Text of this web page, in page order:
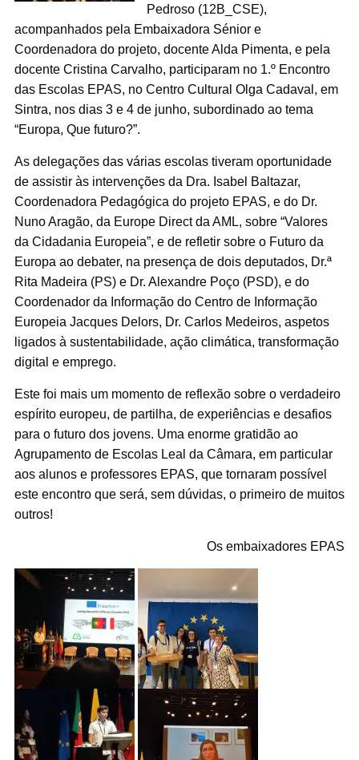
Pedroso (12B_CSE),
acompanhados pela Embaixadora Sénior e
Coordenadora do projeto, docente Alda Pimenta, e pela
docente Cristina Carvalho, participaram no 1.º Encontro
das Escolas EPAS, no Centro Cultural Olga Cadaval, em
Sintra, nos dias 3 e 4 de junho, subordinado ao tema
“Europa, Que futuro?”.
As delegações das várias escolas tiveram oportunidade
de assistir às intervenções da Dra. Isabel Baltazar,
Coordenadora Pedagógica do projeto EPAS, e do Dr.
Nuno Aragão, da Europe Direct da AML, sobre “Valores
da Cidadania Europeia”, e de refletir sobre o Futuro da
Europa ao debater, na presença de dois deputados, Dr.ª
Rita Madeira (PS) e Dr. Alexandre Poço (PSD), e do
Coordenador da Informação do Centro de Informação
Europeia Jacques Delors, Dr. Carlos Medeiros, aspetos
ligados à sustentabilidade, ação climática, transformação
digital e emprego.
Este foi mais um momento de reflexão sobre o verdadeiro
espírito europeu, de partilha, de experiências e desafios
para o futuro dos jovens. Uma enorme gratidão ao
Agrupamento de Escolas Leal da Câmara, em particular
aos alunos e professores EPAS, que tornaram possível
este encontro que será, sem dúvidas, o primeiro de muitos
outros!
Os embaixadores EPAS